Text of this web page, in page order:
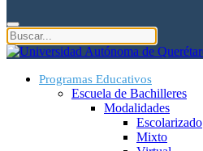
Programas Educativos
Escuela de Bachilleres
Modalidades
Escolarizado
Mixto